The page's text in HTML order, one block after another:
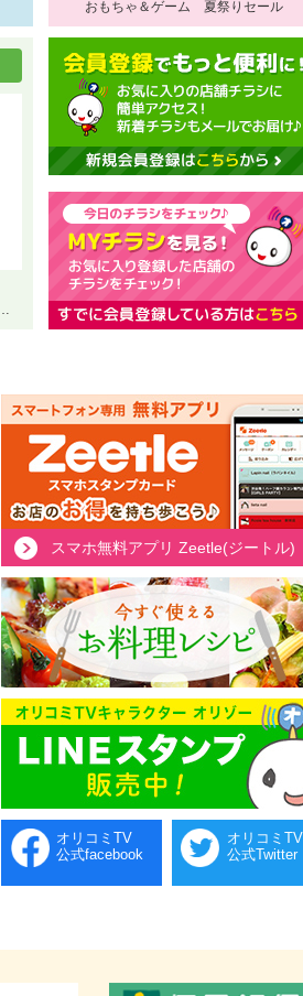
おもちゃ＆ゲーム 夏祭りセール
ＵＭＭＥＲ ＳＡＬＥ ２０２６
スマホ無料アプリ Zeetle(ジートル)
オリコミTV
公式facebook
オリコミTV
公式Twitter